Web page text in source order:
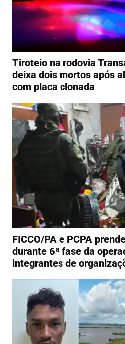
Tiroteio na rodovia
deixa dois mortos após
com placa clonada
FICCO/PA e PCPA
durante 6ª fase da
integrantes de